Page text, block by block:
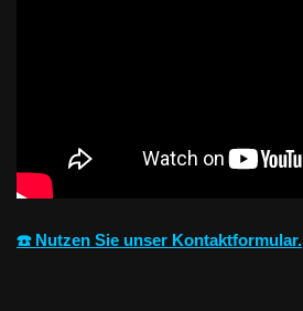
☎️ Nutzen Sie unser Kontaktformular.